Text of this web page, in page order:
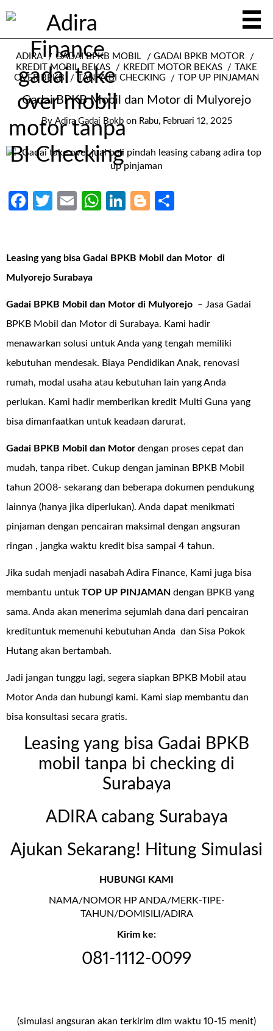
ADIRA GADAI BPKB MOBIL
GADAI BPKB MOTOR
KREDIT MOBIL BEKAS
KREDIT MOTOR BEKAS
TAKE
OVER BPKB
TANPA BI CHECKING TOP UP PINJAMAN
Gadai BPKB Mobil dan Motor di Mulyorejo
By Adira Gadai Bpkb on Rabu, Februari 12, 2025
Facebook
Twitter
EmailWhatsApp
LinkedIn
Blogger
Leasing yang bisa Gadai BPKB Mobil dan Motor di
Mulyorejo Surabaya
Gadai BPKB Mobil dan Motor di Mulyorejo – Jasa Gadai
BPKB Mobil dan Motor di Surabaya. Kami hadir
menawarkan solusi untuk Anda yang tengah memiliki
kebutuhan mendesak. Biaya Pendidikan Anak, renovasi
rumah, modal usaha atau kebutuhan lain yang Anda
perlukan. Kami hadir memberikan kredit Multi Guna yang
bisa dimanfaatkan untuk keadaan darurat.
Gadai BPKB Mobil dan Motor dengan proses cepat dan
mudah, tanpa ribet. Cukup dengan jaminan BPKB Mobil
tahun 2008- sekarang dan beberapa dokumen pendukung
lainnya (hanya jika diperlukan). Anda dapat menikmati
pinjaman dengan pencairan maksimal dengan angsuran
ringan , jangka waktu kredit bisa sampai 4 tahun.
Jika sudah menjadi nasabah Adira Finance, Kami juga bisa
membantu untuk TOP UP PINJAMAN dengan BPKB yang
sama. Anda akan menerima sejumlah dana dari pencairan
kredituntuk memenuhi kebutuhan Anda dan Sisa Pokok
Hutang akan bertambah.
Jadi jangan tunggu lagi, segera siapkan BPKB Mobil atau
Motor Anda dan hubungi kami. Kami siap membantu dan
bisa konsultasi secara gratis.
Leasing yang bisa Gadai BPKB
mobil tanpa bi checking di
Surabaya
ADIRA cabang Surabaya
Ajukan Sekarang! Hitung Simulasi
HUBUNGI KAMI
NAMA/NOMOR HP ANDA/MERK-TIPE-
TAHUN/DOMISILI/ADIRA
Kirim ke:
081-1112-0099
(simulasi angsuran akan terkirim dlm waktu 10-15 menit)